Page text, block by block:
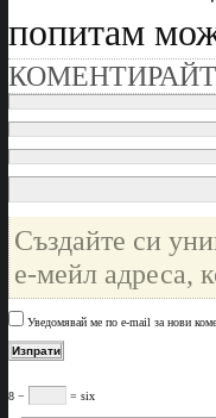
попитам
КОМЕНТИРАЙТЕ
Създайте си
е-мейл адреса,
Уведомявай ме по e-mail за нови
8 − = six